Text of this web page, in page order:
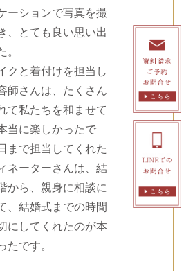
ーションで写真を撮
、とても良い思い出
。
クと着付けを担当し
師さんは、たくさん
て私たちを和ませて
当に楽しかったで
まで担当してくれた
ネーターさんは、結
から、親身に相談に
、結婚式までの時間
にしてくれたのが本
たです。